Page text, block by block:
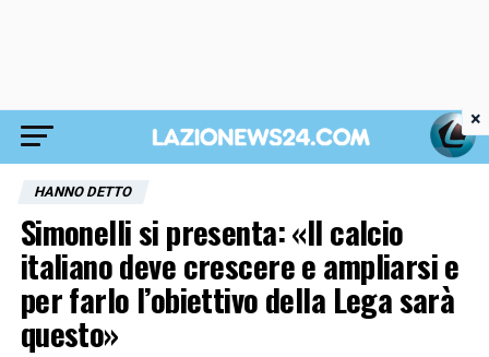
HANNO DETTO
Simonelli si presenta: «Il calcio
italiano deve crescere e ampliarsi e
per farlo l’obiettivo della Lega sarà
questo»
×